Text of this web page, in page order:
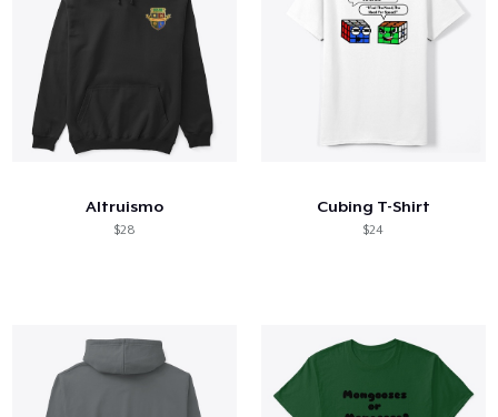
Sigue tu pedido
Crear y vender
Cómo funciona
Altruismo
$28
Cubing T-Shirt
$24